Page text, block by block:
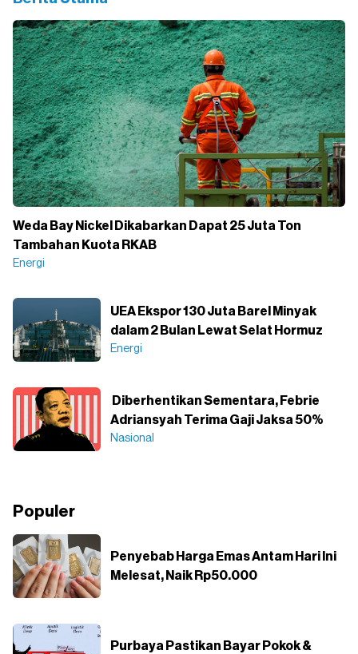
Weda Bay Nickel Dikabarkan Dapat 25 Juta Ton
Tambahan Kuota RKAB
Energi
UEA Ekspor 130 Juta Barel Minyak
dalam 2 Bulan Lewat Selat Hormuz
Energi
Diberhentikan Sementara, Febrie
Adriansyah Terima Gaji Jaksa 50%
Nasional
Populer
Penyebab Harga Emas Antam Hari Ini
Melesat, Naik Rp50.000
Purbaya Pastikan Bayar Pokok &